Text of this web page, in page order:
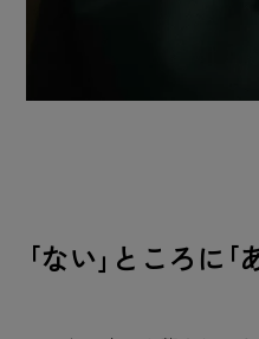
｢ない｣ところに｢